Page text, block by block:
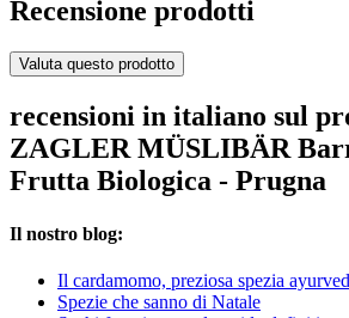
Recensione prodotti
Valuta questo prodotto
recensioni in italiano sul
ZAGLER MÜSLIBÄR
Frutta Biologica - Prugna
Il nostro blog:
Il cardamomo, preziosa spezia
Spezie che sanno di Natale